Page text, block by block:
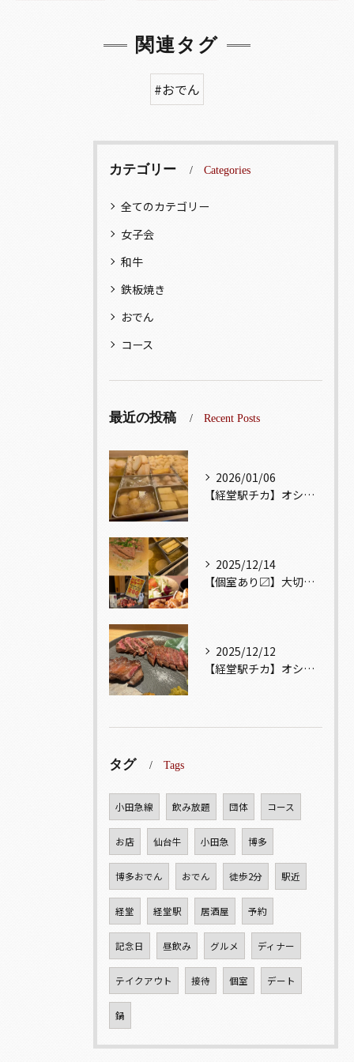
関連タグ
#おでん
カテゴリー Categories
全てのカテゴリー
女子会
和牛
鉄板焼き
おでん
コース
最近の投稿 Recent Posts
2026/01/06
【経堂駅チカ】オシャレ居酒屋🏮出汁が美味しいおでんがオススメ...
2025/12/14
【個室あり〼】大切な記念日、お祝い事でのご来店ぜひお待ちして...
2025/12/12
【経堂駅チカ】オシャレ居酒屋🏮自慢のお肉が楽しめる🐃お得なコ...
タグ Tags
小田急線 飲み放題 団体 コース
お店 仙台牛 小田急 博多
博多おでん おでん 徒歩2分 駅近
経堂 経堂駅 居酒屋 予約
記念日 昼飲み グルメ ディナー
テイクアウト 接待 個室 デート
鍋